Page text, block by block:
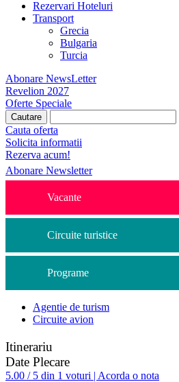
Rezervari Hoteluri
Transport
Grecia
Bulgaria
Turcia
Abonare NewsLetter
Revelion 2027
Oferte Speciale
Cauta oferta
Solicita informatii
Rezerva acum!
Abonare Newsletter
Vacante
Circuite turistice
Programe
Agentie de turism
Circuite avion
Itinerariu
Date Plecare
5.00 / 5 din 1 voturi | Acorda o nota